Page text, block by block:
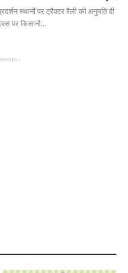
स्थानों पर ट्रैक्टर रैली की अनुमति दी
पर किसानों...
-